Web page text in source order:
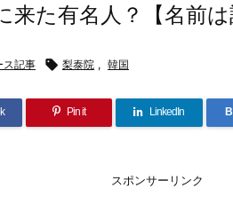
来た有名人？【名前は
ス記事  梨泰院 , 韓国
Pin it LinkedIn
スポンサーリンク